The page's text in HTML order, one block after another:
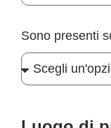
Sono presenti